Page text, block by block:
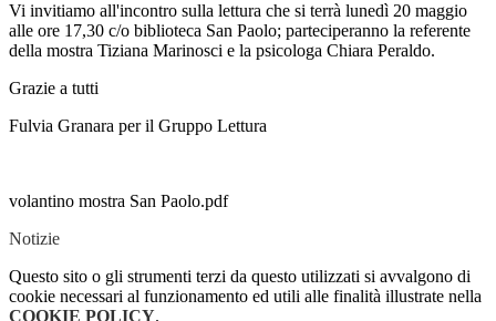
Vi invitiamo all'incontro sulla lettura che si terrà lunedì 20 maggio
alle ore 17,30 c/o biblioteca San Paolo; parteciperanno la referente
della mostra Tiziana Marinosci e la psicologa Chiara Peraldo.
Grazie a tutti
Fulvia Granara per il Gruppo Lettura
volantino mostra San Paolo.pdf
Notizie
Questo sito o gli strumenti terzi da questo utilizzati si avvalgono di
cookie necessari al funzionamento ed utili alle finalità illustrate nella
COOKIE POLICY.